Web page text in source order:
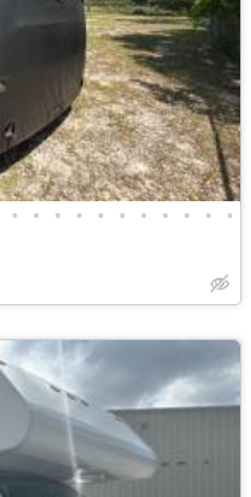
• • • • • • • • • • •